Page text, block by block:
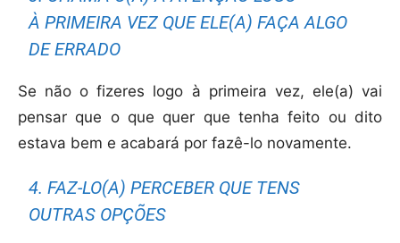
À PRIMEIRA VEZ QUE ELE(A) FAÇA ALGO
DE ERRADO
Se não o fizeres logo à primeira vez, ele(a) vai
pensar que o que quer que tenha feito ou dito
estava bem e acabará por fazê-lo novamente.
4. FAZ-LO(A) PERCEBER QUE TENS
OUTRAS OPÇÕES